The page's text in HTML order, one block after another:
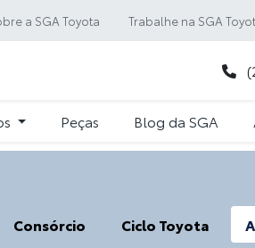
a SGA Toyota Trabalhe na SGA
Peças Blog da SGA
Consórcio Ciclo Toyota